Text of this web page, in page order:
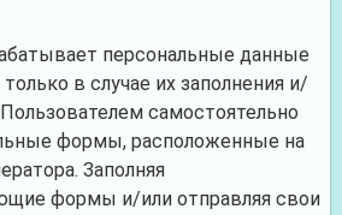
персональные данные
в случае их заполнения и/
самостоятельно
формы, расположенные на
Заполняя
формы и/или отправляя свои